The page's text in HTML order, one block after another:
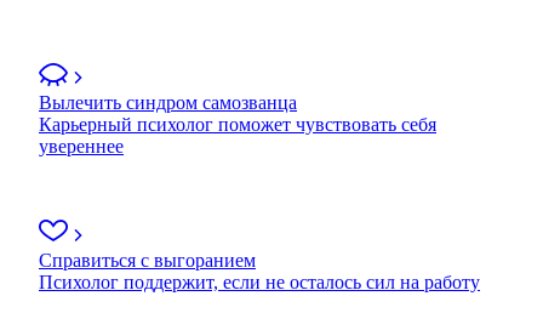
Вылечить синдром самозванца
Карьерный психолог поможет чувствовать себя
увереннее
Справиться с выгоранием
Психолог поддержит, если не осталось сил на работу